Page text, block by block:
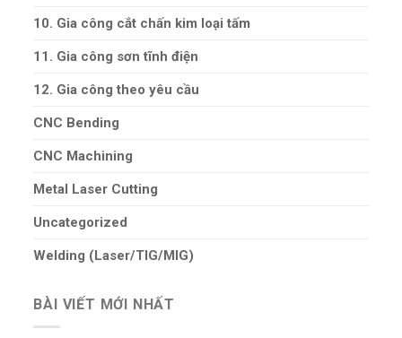
10. Gia công cắt chấn kim loại tấm
11. Gia công sơn tĩnh điện
12. Gia công theo yêu cầu
CNC Bending
CNC Machining
Metal Laser Cutting
Uncategorized
Welding (Laser/TIG/MIG)
BÀI VIẾT MỚI NHẤT